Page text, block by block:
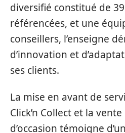
diversifié constitué de
référencées, et une
conseillers, l’enseigne
d’innovation et
ses clients.
La mise en avant de
Click’n Collect et la
d’occasion témoigne